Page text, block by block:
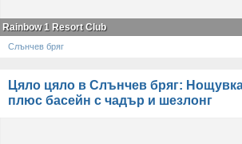
Rainbow 1 Resort Club
Слънчев бряг
Цяло цяло в Слънчев бряг:
плюс басейн с чадър и шезлонг